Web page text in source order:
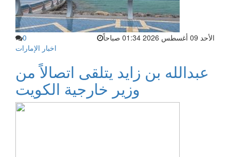
الأحد 09 أغسطس 2026 01:34 صباحاً
0
اخبار الإمارات
عبدالله بن زايد يتلقى اتصالاً من
وزير خارجية الكويت